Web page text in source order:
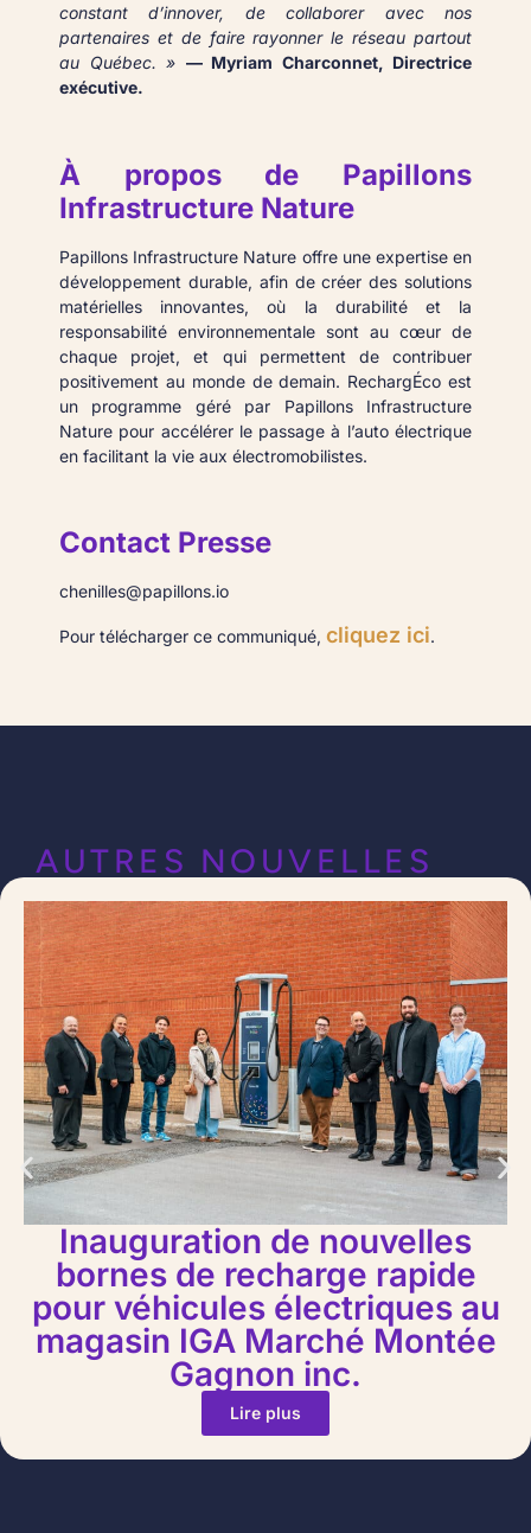
constant d’innover, de collaborer avec nos
partenaires et de faire rayonner le réseau partout
au Québec. » — Myriam Charconnet, Directrice
exécutive.
À propos de Papillons
Infrastructure Nature
Papillons Infrastructure Nature offre une expertise en
développement durable, afin de créer des solutions
matérielles innovantes, où la durabilité et la
responsabilité environnementale sont au cœur de
chaque projet, et qui permettent de contribuer
positivement au monde de demain. RechargÉco est
un programme géré par Papillons Infrastructure
Nature pour accélérer le passage à l’auto électrique
en facilitant la vie aux électromobilistes.
Contact Presse
chenilles@papillons.io
Pour télécharger ce communiqué, cliquez ici.
AUTRES NOUVELLES
Inauguration de nouvelles
bornes de recharge rapide
pour véhicules électriques au
magasin IGA Marché Montée
Gagnon inc.
Lire plus